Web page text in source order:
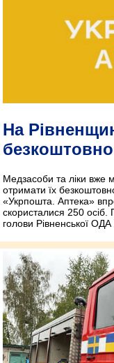
На
Медзасоби та ліки
отримати їх
«Укрпошта. Аптека»
скористалися 250
голови Рівненської ОДА